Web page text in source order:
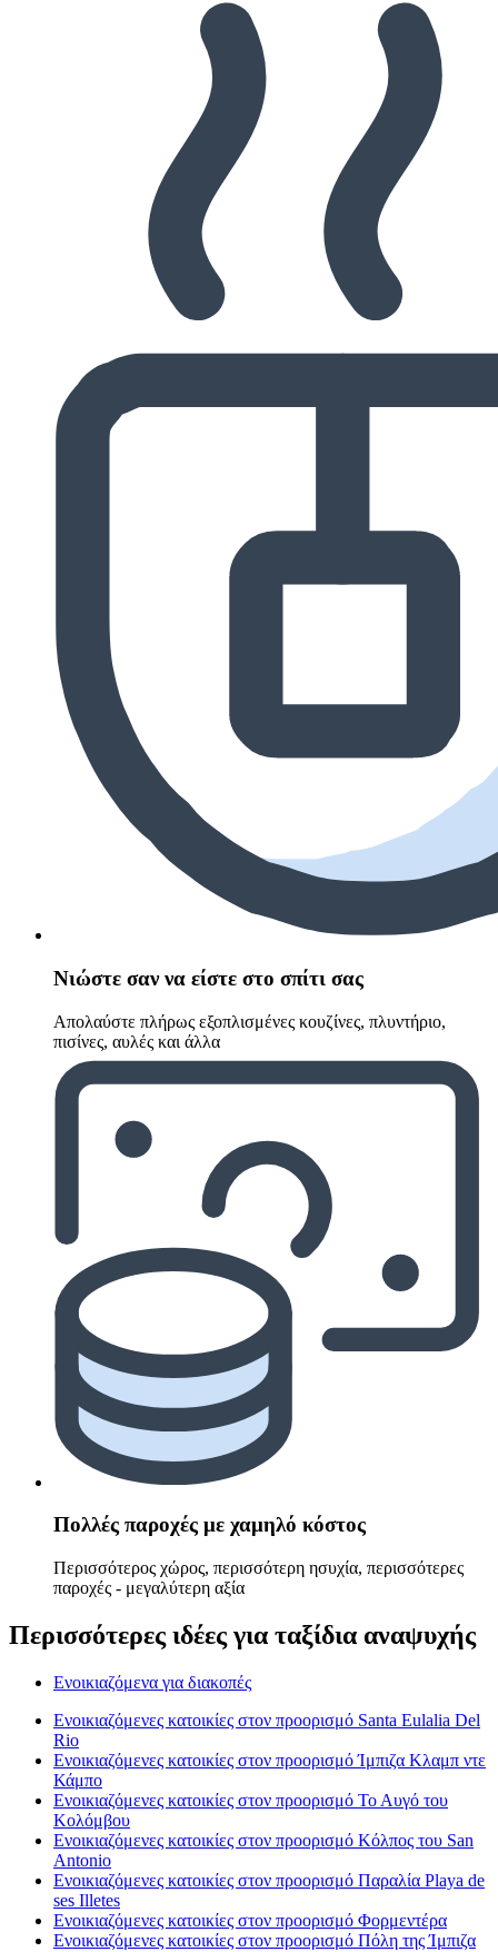
Νιώστε σαν να είστε στο σπίτι σας
Απολαύστε πλήρως εξοπλισμένες κουζίνες, πλυντήριο,
πισίνες, αυλές και άλλα
Πολλές παροχές με χαμηλό κόστος
Περισσότερος χώρος, περισσότερη ησυχία, περισσότερες
παροχές - μεγαλύτερη αξία
Περισσότερες ιδέες για ταξίδια αναψυχής
Ενοικιαζόμενα για διακοπές
Ενοικιαζόμενες κατοικίες στον προορισμό Santa Eulalia Del
Rio
Ενοικιαζόμενες κατοικίες στον προορισμό Ίμπιζα Κλαμπ ντε
Κάμπο
Ενοικιαζόμενες κατοικίες στον προορισμό Το Αυγό του
Κολόμβου
Ενοικιαζόμενες κατοικίες στον προορισμό Κόλπος του San
Antonio
Ενοικιαζόμενες κατοικίες στον προορισμό Παραλία Playa de
ses Illetes
Ενοικιαζόμενες κατοικίες στον προορισμό Φορμεντέρα
Ενοικιαζόμενες κατοικίες στον προορισμό Πόλη της Ίμπιζα